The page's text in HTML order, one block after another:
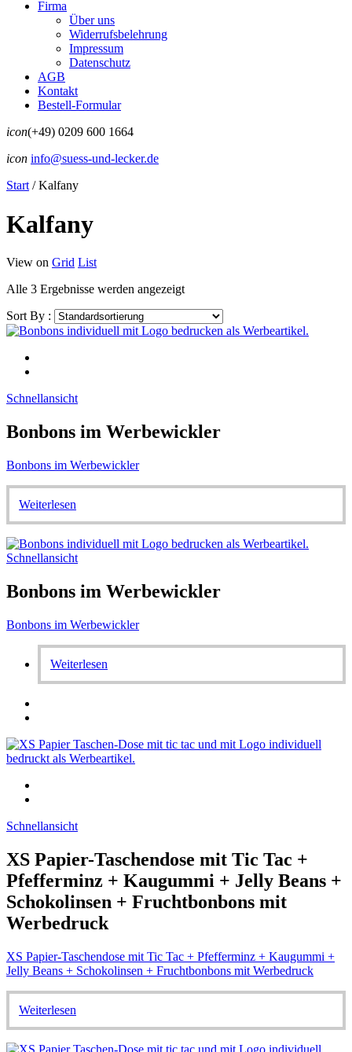
Firma
Über uns
Widerrufsbelehrung
Impressum
Datenschutz
AGB
Kontakt
Bestell-Formular
icon(+49) 0209 600 1664
icon info@suess-und-lecker.de
Start /Kalfany
Kalfany
View on Grid List
Alle 3 Ergebnisse werden angezeigt
Sort By :
Schnellansicht
Bonbons im Werbewickler
Bonbons im Werbewickler
Weiterlesen
Schnellansicht
Bonbons im Werbewickler
Bonbons im Werbewickler
Weiterlesen
Schnellansicht
XS Papier-Taschendose mit Tic Tac +
Pfefferminz + Kaugummi + Jelly Beans +
Schokolinsen + Fruchtbonbons mit
Werbedruck
XS Papier-Taschendose mit Tic Tac + Pfefferminz + Kaugummi +
Jelly Beans + Schokolinsen + Fruchtbonbons mit Werbedruck
Weiterlesen